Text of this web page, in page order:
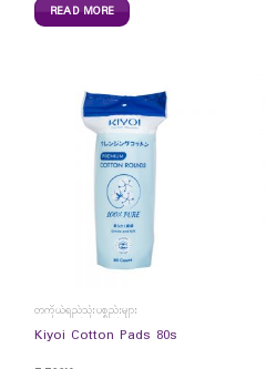
READ MORE
တကိုယ်ရည်သုံးပစ္စည်းများ
Kiyoi Cotton Pads 80s